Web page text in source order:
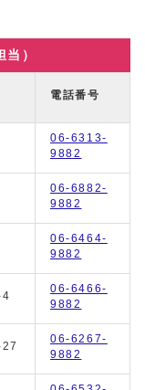
）
電話番号
06-6313-
9882
06-6882-
9882
06-6464-
9882
4
06-6466-
9882
06-6267-
9882